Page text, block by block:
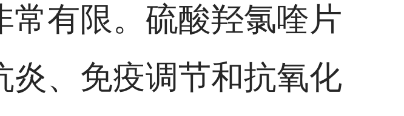
有限。硫酸羟氯喹片
炎、免疫调节和抗氧化